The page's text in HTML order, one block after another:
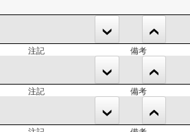
注記 備考
注記 備考